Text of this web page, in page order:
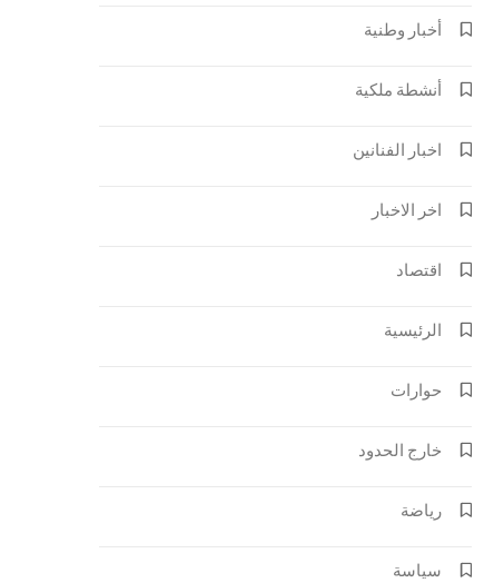
أخبار وطنية
أنشطة ملكية
اخبار الفنانين
اخر الاخبار
اقتصاد
الرئيسية
حوارات
خارج الحدود
رياضة
سياسة